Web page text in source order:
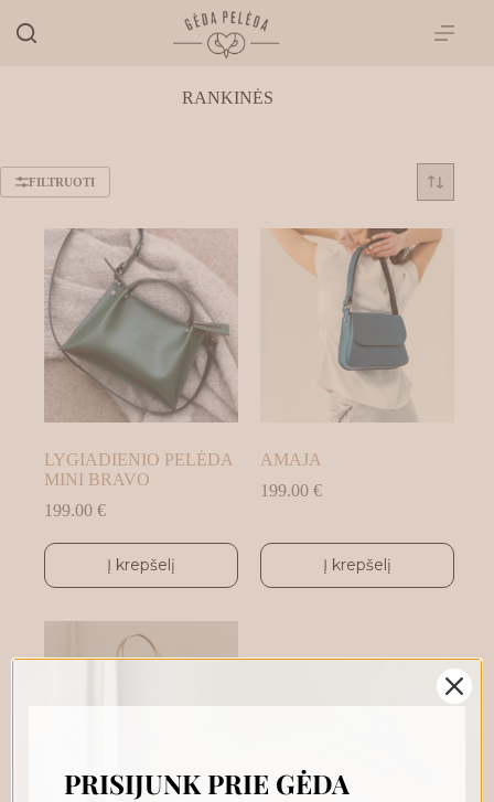
content
RANKINĖS
FILTRUOTI
LYGIADIENIO PELĖDA
MINI BRAVO
199.00 €
Į krepšelį
AMAJA
199.00€
Į krepšelį
PRISIJUNK PRIE GĖDA